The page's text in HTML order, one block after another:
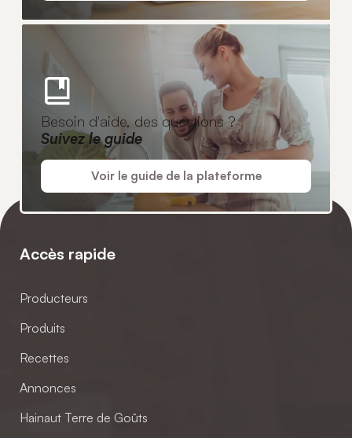
Besoin d'aide, des questions ?
Suivez le guide
Voir le guide de la plateforme
Accès rapide
Producteurs
Produits
Recettes
Annonces
Hainaut Terre de Goûts